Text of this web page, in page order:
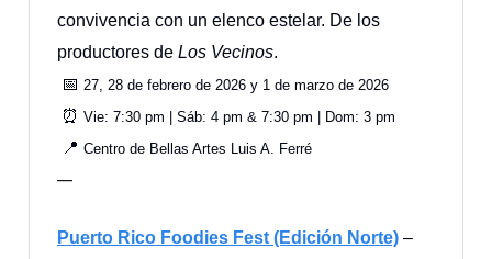
convivencia con un elenco estelar. De los
productores de Los Vecinos.
📅 27, 28 de febrero de 2026 y 1 de marzo de 2026
⏰ Vie: 7:30 pm | Sáb: 4 pm & 7:30 pm | Dom: 3 pm
📍 Centro de Bellas Artes Luis A. Ferré
—
Puerto Rico Foodies Fest (Edición Norte) –